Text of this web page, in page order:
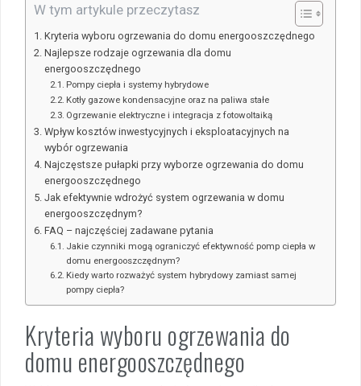
W tym artykule przeczytasz
Kryteria wyboru ogrzewania do domu energooszczędnego
Najlepsze rodzaje ogrzewania dla domu
energooszczędnego
Pompy ciepła i systemy hybrydowe
Kotły gazowe kondensacyjne oraz na paliwa stałe
Ogrzewanie elektryczne i integracja z fotowoltaiką
Wpływ kosztów inwestycyjnych i eksploatacyjnych na
wybór ogrzewania
Najczęstsze pułapki przy wyborze ogrzewania do domu
energooszczędnego
Jak efektywnie wdrożyć system ogrzewania w domu
energooszczędnym?
FAQ – najczęściej zadawane pytania
Jakie czynniki mogą ograniczyć efektywność pomp ciepła w
domu energooszczędnym?
Kiedy warto rozważyć system hybrydowy zamiast samej
pompy ciepła?
Kryteria wyboru ogrzewania do
domu energooszczędnego